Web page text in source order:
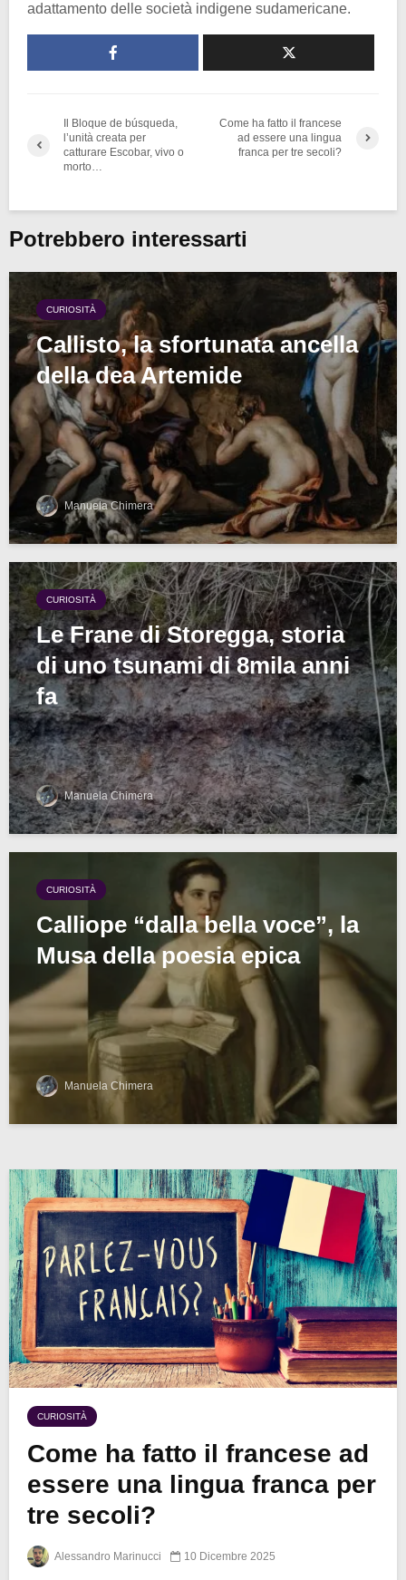
adattamento delle società indigene sudamericane.
Il Bloque de búsqueda,
l’unità creata per
catturare Escobar, vivo o
morto…
Come ha fatto il francese
ad essere una lingua
franca per tre secoli?
Potrebbero interessarti
CURIOSITÀ
Callisto, la sfortunata ancella
della dea Artemide
Manuela Chimera
CURIOSITÀ
Le Frane di Storegga, storia
di uno tsunami di 8mila anni
fa
Manuela Chimera
CURIOSITÀ
Calliope “dalla bella voce”, la
Musa della poesia epica
Manuela Chimera
CURIOSITÀ
Come ha fatto il francese ad
essere una lingua franca per
tre secoli?
Alessandro Marinucci 10 Dicembre 2025